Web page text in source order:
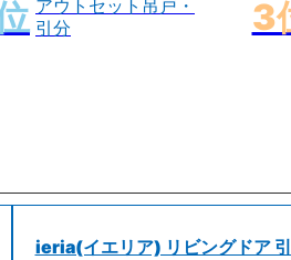
アウトセット吊戸・
引分
ieria(イエリア) リビングドア 引